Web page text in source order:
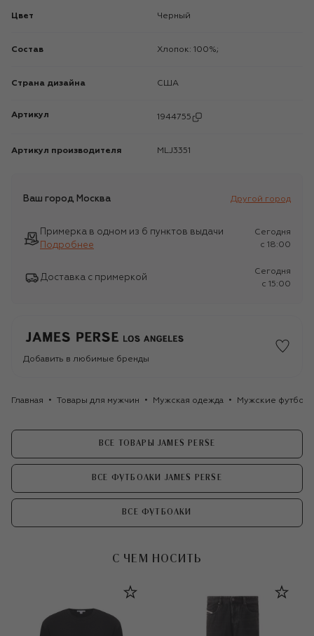
Цвет Черный
Состав Хлопок: 100%;
Страна дизайна США
Артикул 1944755
Артикул производителя MLJ3351
Ваш город Москва Другой город
Примерка в одном из 6 пунктов выдачи
Подробнее
Сегодня
c 18:00
Доставка с примеркой
Сегодня
c 15:00
Добавить в любимые бренды
Главная Товары для мужчин Мужская одежда Мужские
ВСЕ ТОВАРЫ JAMES PERSE
ВСЕ ФУТБОЛКИ JAMES PERSE
ВСЕ ФУТБОЛКИ
С ЧЕМ НОСИТЬ